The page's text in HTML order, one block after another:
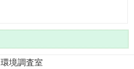
環境調査室